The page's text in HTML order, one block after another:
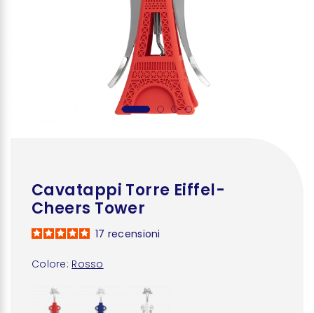
Cavatappi Torre Eiffel-
Cheers Tower
Colore: Rosso
17 recensioni